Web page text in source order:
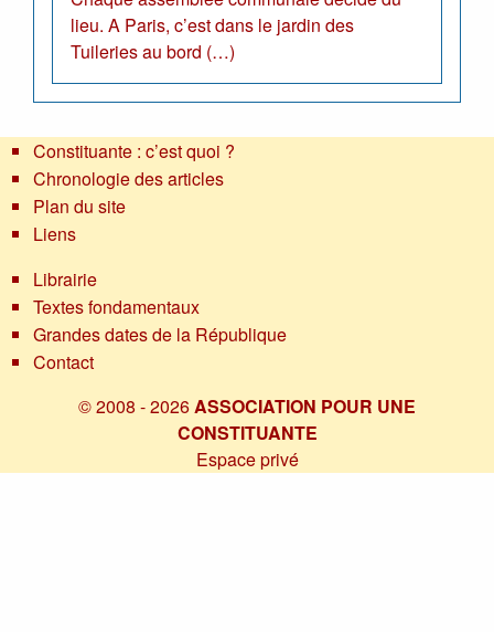
lieu. A Paris, c’est dans le jardin des
Tuileries au bord (…)
Constituante : c’est quoi ?
Chronologie des articles
Plan du site
Liens
Librairie
Textes fondamentaux
Grandes dates de la République
Contact
© 2008 - 2026ASSOCIATION POUR UNE
CONSTITUANTE
Espace privé